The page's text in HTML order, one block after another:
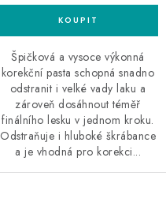
Špičková a vysoce výkonná
korekční pasta schopná snadno
odstranit i velké vady laku a
zároveň dosáhnout téměř
finálního lesku v jednom kroku.
Odstraňuje i hluboké škrábance
a je vhodná pro korekci...